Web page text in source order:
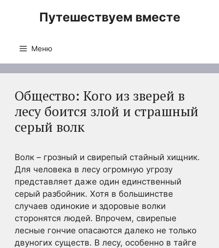
Путешествуем вместе
Меню
Общество: Кого из зверей в
лесу боится злой и страшный
серый волк
Волк – грозный и свирепый стайный хищник.
Для человека в лесу огромную угрозу
представляет даже один единственный
серый разбойник. Хотя в большинстве
случаев одинокие и здоровые волки
сторонятся людей. Впрочем, свирепые
лесные гончие опасаются далеко не только
двуногих существ. В лесу, особенно в тайге